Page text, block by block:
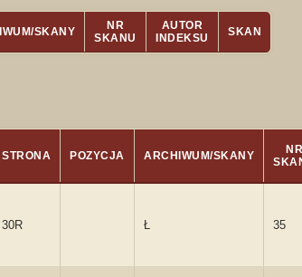
SKANY
NR
SKANU
AUTOR
INDEKSU
SKAN
STRONA POZYCJA ARCHIWUM/SKANY
NR
30R Ł 35